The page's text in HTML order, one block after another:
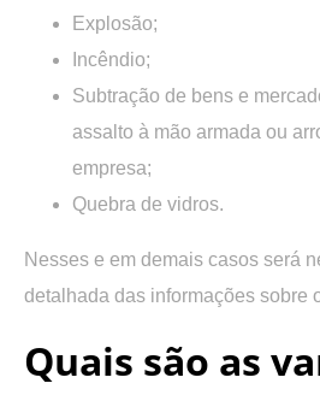
Explosão;
Incêndio;
Subtração de bens e
assalto à mão armada ou
empresa;
Quebra de vidros.
Nesses e em demais casos será
detalhada das informações sobre
Quais são as